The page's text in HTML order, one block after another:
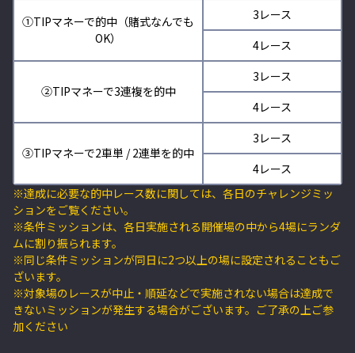
①TIPマネーで的中（賭式なんでも
OK）
3レース
4レース
②TIPマネーで3連複を的中
3レース
4レース
③TIPマネーで2車単 / 2連単を的中
3レース
4レース
※達成に必要な的中レース数に関しては、各日のチャレンジミッ
ションをご覧ください。
※条件ミッションは、各日実施される開催場の中から4場にランダ
ムに割り振られます。
※同じ条件ミッションが同日に2つ以上の場に設定されることもご
ざいます。
※対象場のレースが中止・順延などで実施されない場合は達成で
きないミッションが発生する場合がございます。ご了承の上ご参
加ください